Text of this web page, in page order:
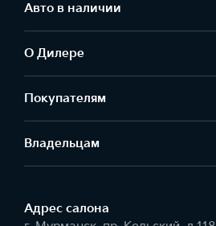
Авто в наличии
О Дилере
Покупателям
Владельцам
Адрес салонa